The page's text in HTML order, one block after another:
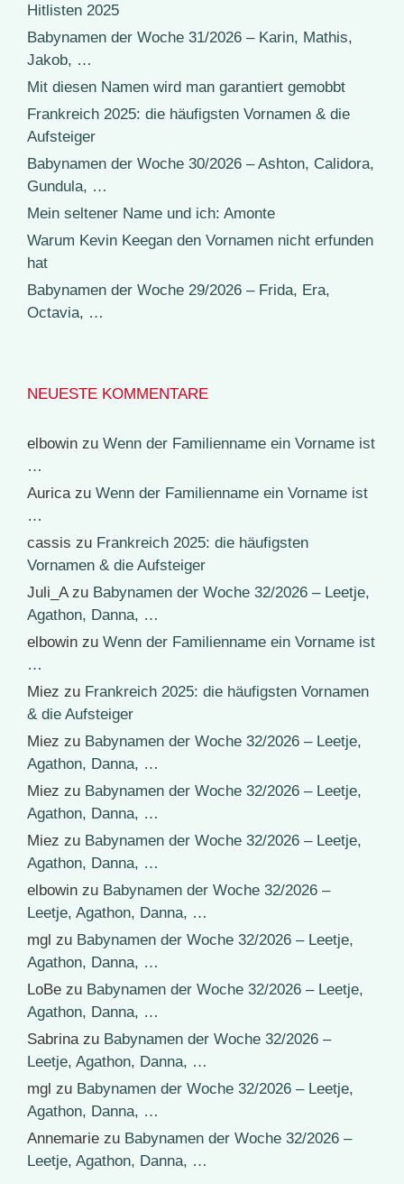
Hitlisten 2025
Babynamen der Woche 31/2026 – Karin, Mathis,
Jakob, …
Mit diesen Namen wird man garantiert gemobbt
Frankreich 2025: die häufigsten Vornamen & die
Aufsteiger
Babynamen der Woche 30/2026 – Ashton, Calidora,
Gundula, …
Mein seltener Name und ich: Amonte
Warum Kevin Keegan den Vornamen nicht erfunden
hat
Babynamen der Woche 29/2026 – Frida, Era,
Octavia, …
NEUESTE KOMMENTARE
elbowin zu Wenn der Familienname ein Vorname ist
…
Aurica zu Wenn der Familienname ein Vorname ist
…
cassis zu Frankreich 2025: die häufigsten
Vornamen & die Aufsteiger
Juli_Azu Babynamen der Woche 32/2026 – Leetje,
Agathon, Danna, …
elbowin zu Wenn der Familienname ein Vorname ist
…
Miez zu Frankreich 2025: die häufigsten Vornamen
& die Aufsteiger
Miez zu Babynamen der Woche 32/2026 – Leetje,
Agathon, Danna, …
Miez zu Babynamen der Woche 32/2026 – Leetje,
Agathon, Danna, …
Miez zu Babynamen der Woche 32/2026 – Leetje,
Agathon, Danna, …
elbowin zu Babynamen der Woche 32/2026 –
Leetje, Agathon, Danna, …
mgl zu Babynamen der Woche 32/2026 – Leetje,
Agathon, Danna, …
LoBe zu Babynamen der Woche 32/2026 – Leetje,
Agathon, Danna, …
Sabrina zu Babynamen der Woche 32/2026 –
Leetje, Agathon, Danna, …
mgl zu Babynamen der Woche 32/2026 – Leetje,
Agathon, Danna, …
Annemarie zu Babynamen der Woche 32/2026 –
Leetje, Agathon, Danna, …